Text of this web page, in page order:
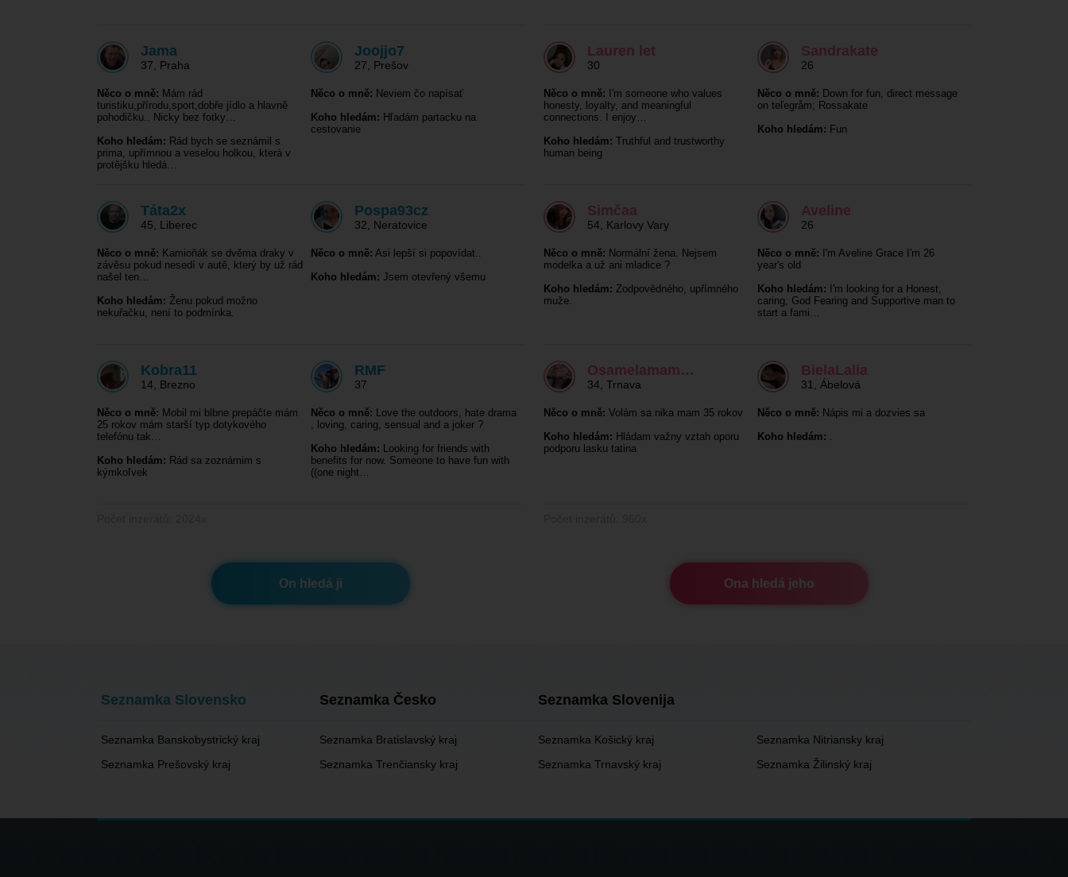
Jama
37 Praha
Něco o mně: Mám rád
turistiku,přírodu,sport,dobře jídlo a hlavně
pohodičku.. Nicky bez fotky…
Koho hledám: Rád bych se seznámil s
prima, upřímnou a veselou holkou, která v
protějšku hledá…
Joojjo7
27 Prešov
Něco o mně: Neviem čo napísať
Koho hledám: Hľadám partacku na
cestovanie
Táta2x
45 Liberec
Něco o mně: Kamioňák se dvěma draky v
závěsu pokud nesedí v autě, který by už rád
našel ten…
Koho hledám: Ženu pokud možno
nekuřačku, není to podmínka.
Pospa93cz
32 Neratovice
Něco o mně: Asi lepší si popovídat..
Koho hledám: Jsem otevřený všemu
Kobra11
14 Brezno
Něco o mně: Mobil mi blbne prepáčte mám
25 rokov mám starší typ dotykového
telefónu tak…
Koho hledám: Rád sa zoznámim s
kýmkoľvek
RMF
37
Něco o mně: Love the outdoors, hate drama
, loving, caring, sensual and a joker ?
Koho hledám: Looking for friends with
benefits for now. Someone to have fun with
((one night…
On hledá ji
Lauren let
30
Něco o mně: I'm someone who values
honesty, loyalty, and meaningful
connections. I enjoy…
Koho hledám: Truthful and trustworthy
human being
Sandrakate
26
Něco o mně: Down for fun, direct message
on teľegråm; Rossakate
Koho hledám: Fun
Simčaa
54 Karlovy Vary
Něco o mně: Normální žena. Nejsem
modelka a už ani mladice ?
Koho hledám: Zodpovědného, upřímného
muže.
Aveline
26
Něco o mně: I'm Aveline Grace I'm 26
year's old
Koho hledám: I'm looking for a Honest,
caring, God Fearing and Supportive man to
start a fami…
Osamelamam…
34 Trnava
Něco o mně: Volám sa nika mam 35 rokov
Koho hledám: Hládam važny vztah oporu
podporu lasku tatina
BielaLalia
31 Ábelová
Něco o mně: Nápis mi a dozvies sa
Koho hledám: .
Ona hledá jeho
Seznamka Slovensko Seznamka Česko Seznamka Slovenija
Seznamka Banskobystrický kraj Seznamka Bratislavský kraj Seznamka Košický kraj
Seznamka Nitriansky kraj
Seznamka Prešovský kraj
Seznamka Trenčiansky kraj Seznamka Trnavský kraj Seznamka Žilinský kraj